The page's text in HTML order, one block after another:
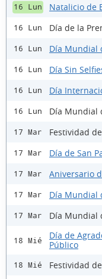
16 Lun Natalicio de
16 Lun Día de la
16 Lun Día Mundial
16 Lun Día Sin
16 Lun Día
16 Lun Día Mundial
17 Mar Festividad
17 Mar Día de San
17 Mar Aniversario
17 Mar Día Mundial
17 Mar Día Mundial
18 Mié
Día de
Público
18 Mié Festividad